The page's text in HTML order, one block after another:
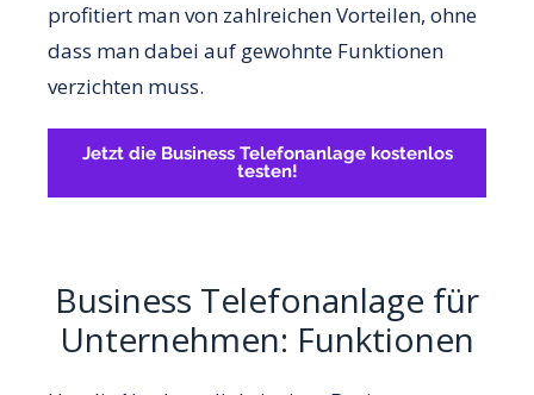
profitiert man von zahlreichen Vorteilen, ohne
dass man dabei auf gewohnte Funktionen
verzichten muss.
Jetzt die Business Telefonanlage kostenlos
testen!
Business Telefonanlage für
Unternehmen: Funktionen